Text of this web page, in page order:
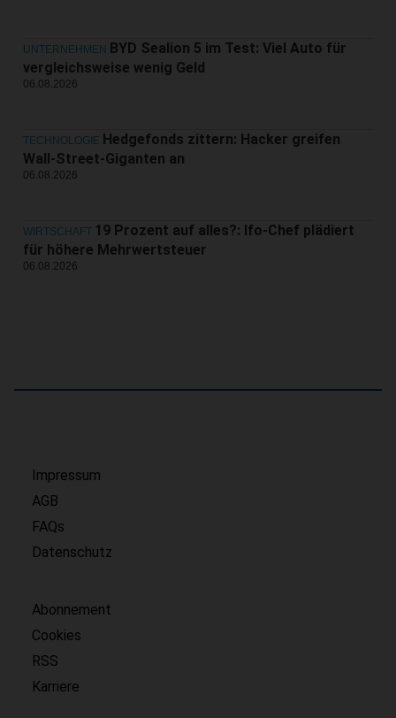
UNTERNEHMEN BYD Sealion 5 im Test: Viel Auto für
vergleichsweise wenig Geld
06.08.2026
TECHNOLOGIE Hedgefonds zittern: Hacker greifen
Wall-Street-Giganten an
06.08.2026
WIRTSCHAFT 19 Prozent auf alles?: Ifo-Chef plädiert
für höhere Mehrwertsteuer
06.08.2026
Impressum
AGB
FAQs
Datenschutz
Abonnement
Cookies
RSS
Karriere